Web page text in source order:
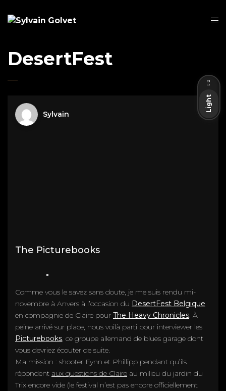
DesertFest
Sylvain
The Picturebooks
Comme vous le savez sans doute, je me suis rendu mi-
novembre à Anvers à l’occasion du DesertFest Belgique
en compagnie de Claire pour The Heavy Chronicles. À
peine arrivé sur place, nous voilà parti pour interviewer les
Picturebooks, ce groupe allemand de blues garage dont
vous devriez écouter de suite.
Ma mission : shooter Fynn et Phillipp pendant qu’ils
répondent aux questions de Claire au milieu du jardin du
Trix encore vide (le festival n’est pas encore officiellement
Light
Dark